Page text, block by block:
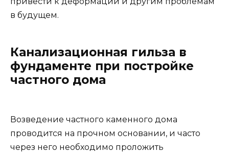
в будущем.
Канализационная гильза в
фундаменте при постройке
частного дома
Возведение частного каменного дома
проводится на прочном основании, и часто
через него необходимо проложить